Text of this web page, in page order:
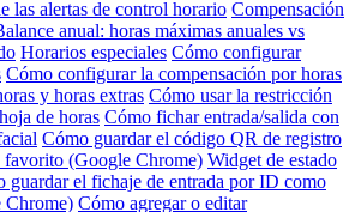
las alertas de control horario Compensación
anual: horas máximas anuales vs
Horarios especiales Cómo configurar
Cómo configurar la compensación por horas
y horas extras Cómo usar la restricción
de horas Cómo fichar entrada/salida con
Cómo guardar el código QR de registro
favorito (Google Chrome) Widget de estado
guardar el fichaje de entrada por ID como
Chrome) Cómo agregar o editar